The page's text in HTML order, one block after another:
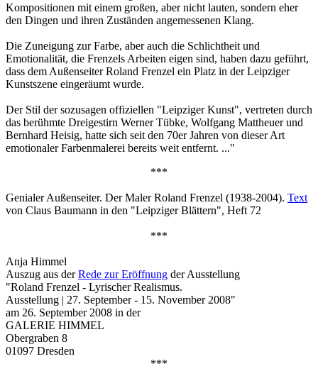
Kompositionen mit einem großen, aber nicht lauten, sondern eher
den Dingen und ihren Zuständen angemessenen Klang.
Die Zuneigung zur Farbe, aber auch die Schlichtheit und
Emotionalität, die Frenzels Arbeiten eigen sind, haben dazu geführt,
dass dem Außenseiter Roland Frenzel ein Platz in der Leipziger
Kunstszene eingeräumt wurde.
Der Stil der sozusagen offiziellen "Leipziger Kunst", vertreten durch
das berühmte Dreigestirn Werner Tübke, Wolfgang Mattheuer und
Bernhard Heisig, hatte sich seit den 70er Jahren von dieser Art
emotionaler Farbenmalerei bereits weit entfernt. ..."
***
Genialer Außenseiter. Der Maler Roland Frenzel (1938-2004). Text
von Claus Baumann in den "Leipziger Blättern", Heft 72
***
Anja Himmel
Auszug aus derRede zur Eröffnung der Ausstellung
"Roland Frenzel - Lyrischer Realismus.
Ausstellung | 27. September - 15. November 2008"
am 26. September 2008 in der
GALERIE HIMMEL
Obergraben 8
01097 Dresden
***